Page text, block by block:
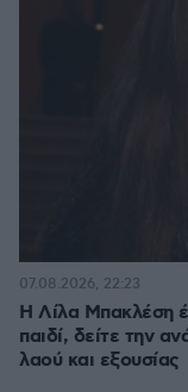
Η Λίλα Μπακλέση
παιδί, δείτε την
λαού και εξουσίας
07.08.2026, 22:23